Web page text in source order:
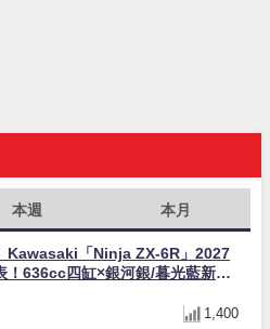
本週 本月
Kawasaki「Ninja ZX-6R」2027
！636cc四缸×銀河銀/暮光藍新色
1,400